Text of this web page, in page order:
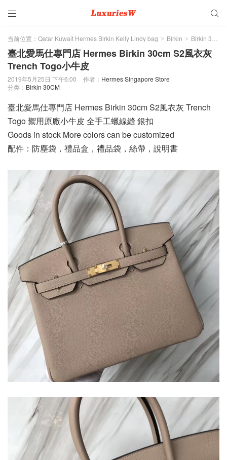
 
当前位置： Qatar Kuwait Hermes Birkin Kelly Lindy bag > Birkin > Birkin 30CM
臺北愛馬仕專門店 Hermes Birkin 30cm S2風衣灰
Trench Togo小牛皮
2019年5月25日 下午6:00 作者： Hermes Singapore Store
分类： Birkin 30CM
臺北愛馬仕專門店 Hermes Birkin 30cm S2風衣灰 Trench
Togo 禦用原廠小牛皮 全手工蠟線縫 銀扣
Goods in stock More colors can be customized
配件：防塵袋，禮品盒，禮品袋，絲帶，說明書